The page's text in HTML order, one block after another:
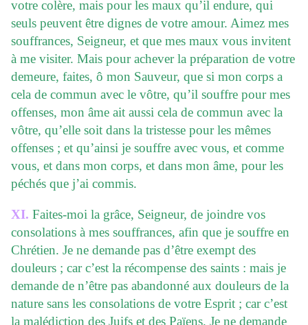
votre colère, mais pour les maux qu’il endure, qui
seuls peuvent être dignes de votre amour. Aimez mes
souffrances, Seigneur, et que mes maux vous invitent
à me visiter. Mais pour achever la préparation de votre
demeure, faites, ô mon Sauveur, que si mon corps a
cela de commun avec le vôtre, qu’il souffre pour mes
offenses, mon âme ait aussi cela de commun avec la
vôtre, qu’elle soit dans la tristesse pour les mêmes
offenses ; et qu’ainsi je souffre avec vous, et comme
vous, et dans mon corps, et dans mon âme, pour les
péchés que j’ai commis.
XI. Faites-moi la grâce, Seigneur, de joindre vos
consolations à mes souffrances, afin que je souffre en
Chrétien. Je ne demande pas d’être exempt des
douleurs ; car c’est la récompense des saints : mais je
demande de n’être pas abandonné aux douleurs de la
nature sans les consolations de votre Esprit ; car c’est
la malédiction des Juifs et des Païens. Je ne demande